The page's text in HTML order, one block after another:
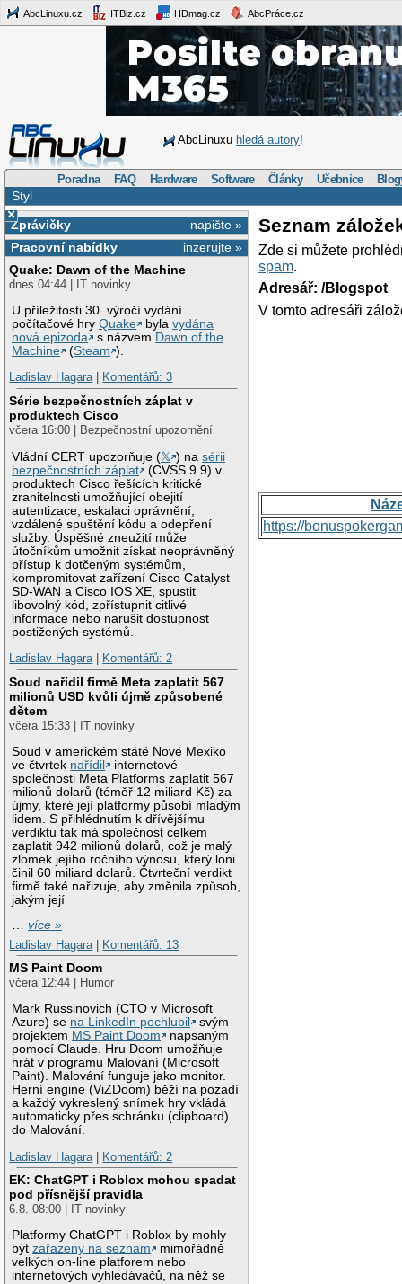
AbcLinuxu.cz ITBiz.cz HDmag.cz AbcPráce.cz
AbcLinuxu hledá autory!
Poradna FAQ Hardware Software Články Učebnice
Styl
×
napište »
Zprávičky
inzerujte »
Pracovní nabídky
Quake: Dawn of the Machine
dnes 04:44 | IT novinky
U příležitosti 30. výročí vydání
počítačové hryQuake bylavydána
nová epizoda
s názvem Dawn of the
Machine
(Steam ).
Ladislav Hagara| Komentářů: 3
Série bezpečnostních záplat v
produktech Cisco
včera 16:00 | Bezpečnostní upozornění
Vládní CERT upozorňuje (𝕏 ) nasérii
bezpečnostních záplat
(CVSS 9.9) v
produktech Cisco řešících kritické
zranitelnosti umožňující obejití
autentizace, eskalaci oprávnění,
vzdálené spuštění kódu a odepření
služby. Úspěšné zneužití může
útočníkům umožnit získat neoprávněný
přístup k dotčeným systémům,
kompromitovat zařízení Cisco Catalyst
SD-WAN a Cisco IOS XE, spustit
libovolný kód, zpřístupnit citlivé
informace nebo narušit dostupnost
postižených systémů.
Ladislav Hagara| Komentářů: 2
Soud nařídil firmě Meta zaplatit 567
milionů USD kvůli újmě způsobené
dětem
včera 15:33 | IT novinky
Soud v americkém státě Nové Mexiko
ve čtvrtek nařídil
internetové
společnosti Meta Platforms zaplatit 567
milionů dolarů (téměř 12 miliard Kč) za
újmy, které její platformy působí mladým
lidem. S přihlédnutím k dřívějšímu
verdiktu tak má společnost celkem
zaplatit 942 milionů dolarů, což je malý
zlomek jejího ročního výnosu, který loni
činil 60 miliard dolarů. Čtvrteční verdikt
firmě také nařizuje, aby změnila způsob,
jakým její
…více »
Ladislav Hagara
Komentářů: 13
MS Paint Doom
včera 12:44 | Humor
Mark Russinovich (CTO v Microsoft
Azure) se na LinkedIn pochlubil
svým
projektem MS Paint Doom
napsaným
pomocí Claude. Hru Doom umožňuje
hrát v programu Malování (Microsoft
Paint). Malování funguje jako monitor.
Herní engine (ViZDoom) běží na pozadí
a každý vykreslený snímek hry vkládá
automaticky přes schránku (clipboard)
do Malování.
Ladislav Hagara
Komentářů: 2
EK: ChatGPT i Roblox mohou spadat
pod přísnější pravidla
6.8. 08:00 | IT novinky
Platformy ChatGPT i Roblox by mohly
býtzařazeny na seznam
mimořádně
velkých on-line platforem nebo
internetových vyhledávačů, na něž se
Seznam
Zde si můžete
spam.
Adresář: /Blogspot
V tomto adresáři
https://